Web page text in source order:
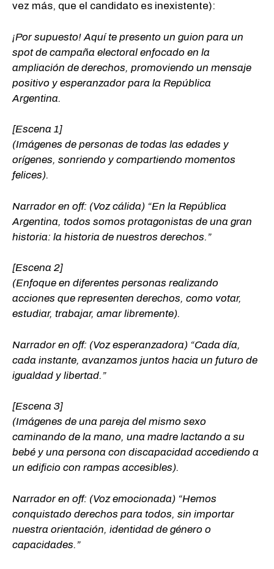
vez más, que el candidato es inexistente):
¡Por supuesto! Aquí te presento un guion para un
spot de campaña electoral enfocado en la
ampliación de derechos, promoviendo un mensaje
positivo y esperanzador para la República
Argentina.
[Escena 1]
(Imágenes de personas de todas las edades y
orígenes, sonriendo y compartiendo momentos
felices).
Narrador en off: (Voz cálida) “En la República
Argentina, todos somos protagonistas de una gran
historia: la historia de nuestros derechos.”
[Escena 2]
(Enfoque en diferentes personas realizando
acciones que representen derechos, como votar,
estudiar, trabajar, amar libremente).
Narrador en off: (Voz esperanzadora) “Cada día,
cada instante, avanzamos juntos hacia un futuro de
igualdad y libertad.”
[Escena 3]
(Imágenes de una pareja del mismo sexo
caminando de la mano, una madre lactando a su
bebé y una persona con discapacidad accediendo a
un edificio con rampas accesibles).
Narrador en off: (Voz emocionada) “Hemos
conquistado derechos para todos, sin importar
nuestra orientación, identidad de género o
capacidades.”